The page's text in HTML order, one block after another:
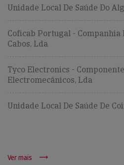
Unidade Local De Saúde Do
Coficab Portugal - Companhia
Cabos, Lda
Tyco Electronics -
Electromecânicos, Lda
Unidade Local De Saúde De
Ver mais